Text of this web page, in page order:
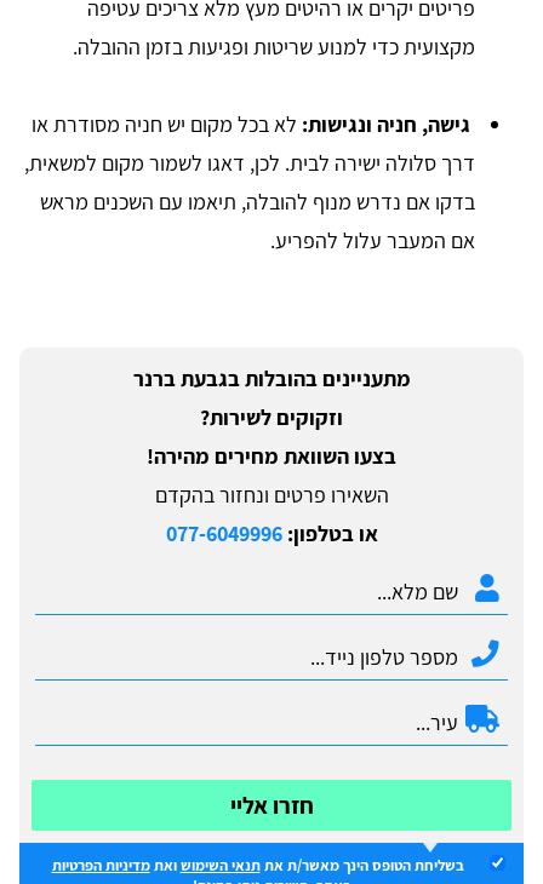
פריטים יקרים או רהיטים מעץ מלא צריכים עטיפה
מקצועית כדי למנוע שריטות ופגיעות בזמן ההובלה.
גישה, חניה ונגישות: לא בכל מקום יש חניה מסודרת או
דרך סלולה ישירה לבית. לכן, דאגו לשמור מקום למשאית,
בדקו אם נדרש מנוף להובלה, תיאמו עם השכנים מראש
אם המעבר עלול להפריע.
מתעניינים בהובלות בגבעת ברנר
וזקוקים לשירות?
בצעו השוואת מחירים מהירה!
השאירו פרטים ונחזור בהקדם
או בטלפון:077-6049996
חזרו אליי
בשליחת הטופס הינך מאשר/ת אתתנאי השימושואתמדיניות הפרטיות